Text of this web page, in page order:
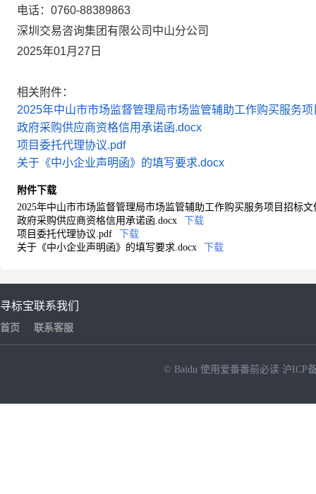
电话： 0760-88389863
深圳交易咨询集团有限公司中山分公司
2025年01月27日
相关附件：
2025年中山市市场监督管理局市场监管辅助工作购买服务
政府采购供应商资格信用承诺函.docx
项目委托代理协议.pdf
关于《中小企业声明函》的填写要求.docx
附件下载
2025年中山市市场监督管理局市场监管辅助工作购买服务项目招标文
政府采购供应商资格信用承诺函.docx
下载
项目委托代理协议.pdf
下载
关于《中小企业声明函》的填写要求.docx
下载
寻标宝
首页
联系我们
联系客服
© Baidu 使用爱番番前必读 沪ICP